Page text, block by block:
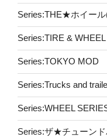
Series:THE★ホイール
Series:TIRE &
Series:TOKYO MOD
Series:Trucks and
Series:WHEEL
Series:ザ★チューンド